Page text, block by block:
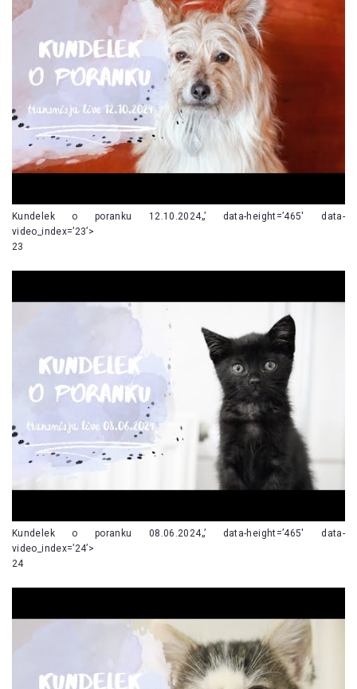
Kundelek o poranku 12.10.2024„’ data-height=’465′ data-
video_index=’23’>
23
Kundelek o poranku 08.06.2024„’ data-height=’465′ data-
video_index=’24’>
24